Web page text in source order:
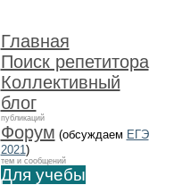
Главная
Поиск репетитора
Коллективный
блог
публикаций
Форум (обсуждаем ЕГЭ
2021)
тем и сообщений
Для учебы